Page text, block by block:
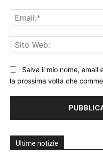
Salva il mio nome,
la prossima volta che
Ultime notizie